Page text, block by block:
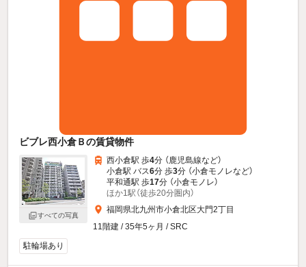
ビブレ西小倉Ｂの賃貸物件
すべての写真
西小倉駅 歩4分 （鹿児島線など）
小倉駅 バス6分 歩3分 （小倉モノレなど）
平和通駅 歩17分 （小倉モノレ）
ほか1駅（徒歩20分圏内）
福岡県北九州市小倉北区大門2丁目
11階建 / 35年5ヶ月 / SRC
駐輪場あり